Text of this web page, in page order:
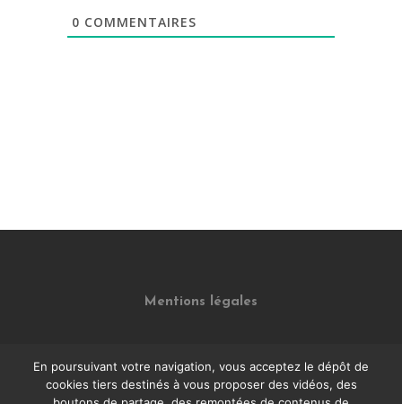
0 COMMENTAIRES
Mentions légales
En poursuivant votre navigation, vous acceptez le dépôt de
cookies tiers destinés à vous proposer des vidéos, des